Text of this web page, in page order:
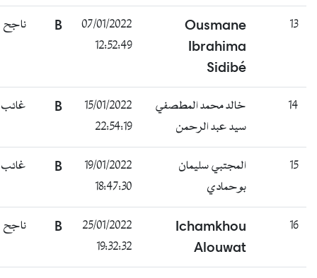
13
Ousmane
Ibrahima
Sidibé
07/01/2022
12:52:49
ناجح
14
خالد محمد المطصفي
سيد عبد الرحمن
15/01/2022
22:54:19
غائب
15
المجتبي سليمان
بوحمادي
19/01/2022
18:47:30
غائب
16
Ichamkhou
Alouwat
25/01/2022
19:32:32
ناجح